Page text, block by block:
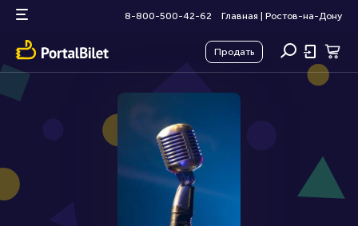
8-800-500-42-62 Главная Ростов-на-Дону
Продать